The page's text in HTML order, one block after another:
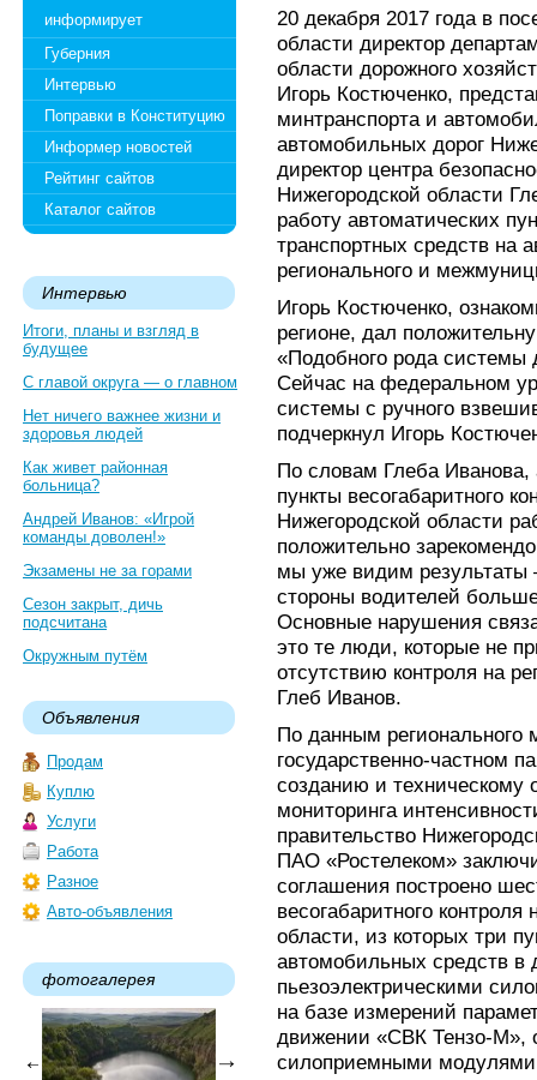
информирует
Губерния
Интервью
Поправки в Конституцию
Информер новостей
Рейтинг сайтов
Каталог сайтов
Интервью
Итоги, планы и взгляд в
будущее
С главой округа — о главном
Нет ничего важнее жизни и
здоровья людей
Как живет районная
больница?
Андрей Иванов: «Игрой
команды доволен!»
Экзамены не за горами
Сезон закрыт, дичь
подсчитана
Окружным путём
Объявления
Продам
Куплю
Услуги
Работа
Разное
Авто-объявления
фотогалерея
20 декабря 2017 года в
области директор
области дорожного
Игорь Костюченко,
минтранспорта и
автомобильных дорог
директор центра
Нижегородской области
работу автоматических
транспортных средств на
регионального и
Игорь Костюченко,
регионе, дал
«Подобного рода системы
Сейчас на федеральном
системы с ручного
подчеркнул Игорь
По словам Глеба Иванова,
пункты весогабаритного
Нижегородской области
положительно
мы уже видим результаты
стороны водителей
Основные нарушения
это те люди, которые не
отсутствию контроля на
Глеб Иванов.
По данным регионального
государственно-частном
созданию и техническому
мониторинга
правительство
ПАО «Ростелеком»
соглашения построено
весогабаритного
области, из которых три
автомобильных средств
пьезоэлектрическими
на базе измерений
движении «СВК Тензо-М»,
силоприемными